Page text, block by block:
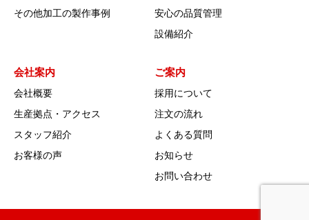
その他加工の製作事例
安心の品質管理
設備紹介
会社案内
会社概要
生産拠点・アクセス
スタッフ紹介
お客様の声
ご案内
採用について
注文の流れ
よくある質問
お知らせ
お問い合わせ